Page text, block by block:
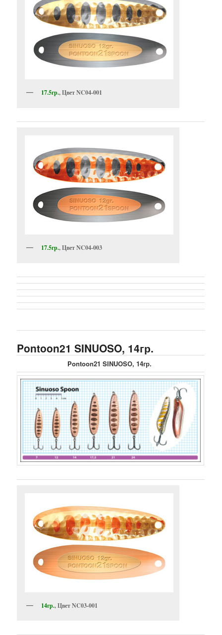
17.5гр., Цвет NC04-001
17.5гр., Цвет NC04-003
Pontoon21 SINUOSO, 14гр.
Pontoon21 SINUOSO, 14гр.
14гр., Цвет NC03-001